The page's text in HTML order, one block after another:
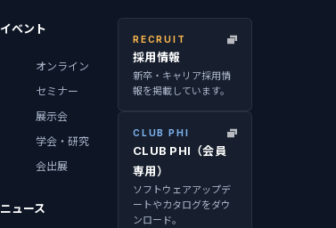
イベント
オンライン
セミナー
展示会
学会・研究
会出展
ニュース
RECRUIT
採用情報
新卒・キャリア採用情
報を掲載しています。
CLUB PHI
CLUB PHI（会員
専用）
ソフトウェアアップデ
ートやカタログをダウ
ンロード。